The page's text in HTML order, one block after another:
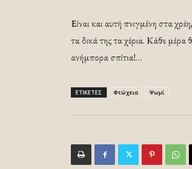
Είναι και αυτή πνιγμένη στα
τα δικά της τα χέρια. Κάθε μέρα
ανήμπορα σπίτια!…
ΕΤΙΚΕΤΕΣ Φτώχεια Ψωμί